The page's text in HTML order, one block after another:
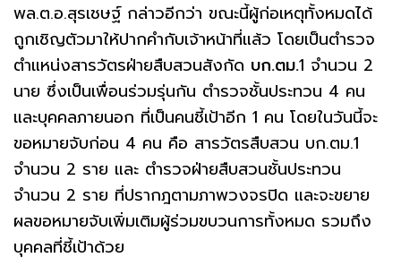
พล.ต.อ.สุรเชษฐ์ กล่าวอีกว่า ขณะนี้ผู้ก่อเหตุทั้งหมดได้
ถูกเชิญตัวมาให้ปากคำกับเจ้าหน้าที่แล้ว โดยเป็นตำรวจ
ตำแหน่งสารวัตรฝ่ายสืบสวนสังกัด บก.ตม.1 จำนวน 2
นาย ซึ่งเป็นเพื่อนร่วมรุ่นกัน ตำรวจชั้นประทวน 4 คน
และบุคคลภายนอก ที่เป็นคนชี้เป้าอีก 1 คน โดยในวันนี้จะ
ขอหมายจับก่อน 4 คน คือ สารวัตรสืบสวน บก.ตม.1
จำนวน 2 ราย และ ตำรวจฝ่ายสืบสวนชั้นประทวน
จำนวน 2 ราย ที่ปรากฎตามภาพวงจรปิด และจะขยาย
ผลขอหมายจับเพิ่มเติมผู้ร่วมขบวนการทั้งหมด รวมถึง
บุคคลที่ชี้เป้าด้วย